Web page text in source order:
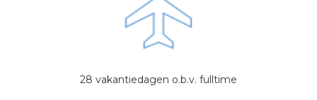
28 vakantiedagen o.b.v. fulltime